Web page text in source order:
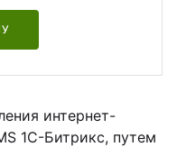
интернет-
1C-Битрикс, путем